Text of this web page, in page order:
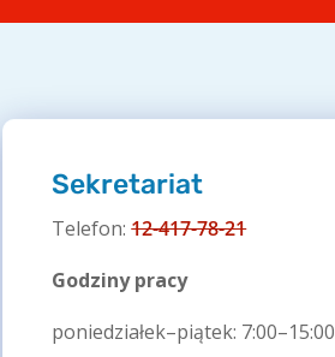
Sekretariat
Telefon:12-417-78-21
Godziny pracy
poniedziałek–piątek: 7:00–15:00